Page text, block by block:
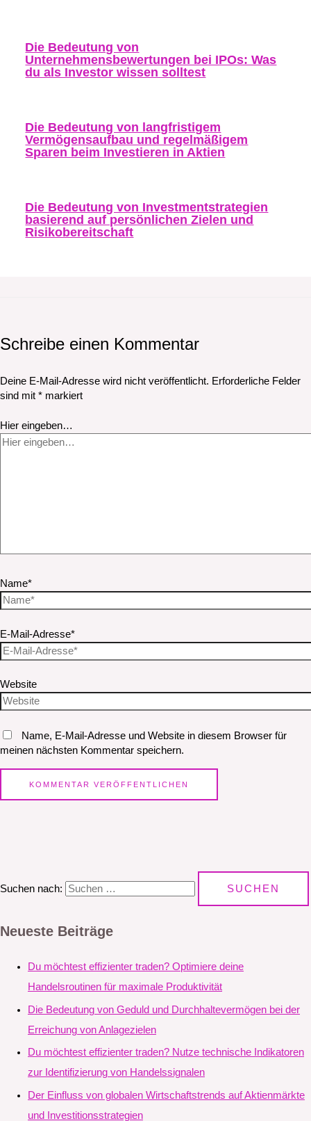
Die Bedeutung von
Unternehmensbewertungen bei IPOs: Was
du als Investor wissen solltest
Die Bedeutung von langfristigem
Vermögensaufbau und regelmäßigem
Sparen beim Investieren in Aktien
Die Bedeutung von Investmentstrategien
basierend auf persönlichen Zielen und
Risikobereitschaft
Schreibe einen Kommentar
Deine E-Mail-Adresse wird nicht veröffentlicht. Erforderliche Felder
sind mit * markiert
Hier eingeben…
Name*
E-Mail-Adresse*
Website
Name, E-Mail-Adresse und Website in diesem Browser für
meinen nächsten Kommentar speichern.
Suchen nach:
Neueste Beiträge
Du möchtest effizienter traden? Optimiere deine
Handelsroutinen für maximale Produktivität
Die Bedeutung von Geduld und Durchhaltevermögen bei der
Erreichung von Anlagezielen
Du möchtest effizienter traden? Nutze technische Indikatoren
zur Identifizierung von Handelssignalen
Der Einfluss von globalen Wirtschaftstrends auf Aktienmärkte
und Investitionsstrategien